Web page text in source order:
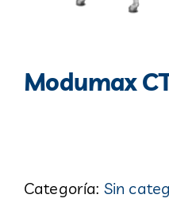
Modumax
Categoría: Sin